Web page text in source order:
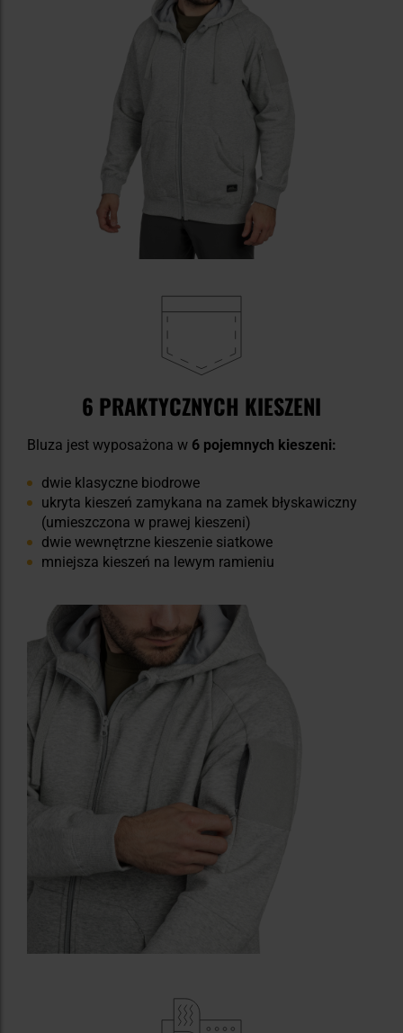
6 PRAKTYCZNYCH KIESZENI
Bluza jest wyposażona w 6 pojemnych kieszeni:
dwie klasyczne biodrowe
ukryta kieszeń zamykana na zamek błyskawiczny
(umieszczona w prawej kieszeni)
dwie wewnętrzne kieszenie siatkowe
mniejsza kieszeń na lewym ramieniu